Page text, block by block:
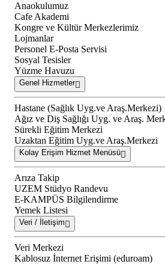
Anaokulumuz
Cafe Akademi
Kongre ve Kültür Merkezlerimiz
Lojmanlar
Personel E-Posta Servisi
Sosyal Tesisler
Yüzme Havuzu
Genel Hizmetler
Hastane (Sağlık Uyg.ve Araş.Merkezi)
Ağız ve Diş Sağlığı Uyg. ve Araş.
Sürekli Eğitim Merkezi
Uzaktan Eğitim Uyg.ve Araş.Merkezi
Kolay Erişim Hizmet Menüsü
Arıza Takip
UZEM Stüdyo Randevu
E-KAMPÜS Bilgilendirme
Yemek Listesi
Veri / İletişim
Veri Merkezi
Kablosuz İnternet Erişimi (eduroam)